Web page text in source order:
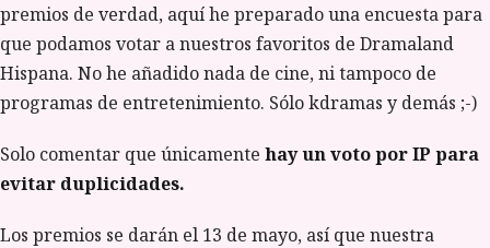
premios de verdad, aquí he preparado una encuesta para
que podamos votar a nuestros favoritos de Dramaland
Hispana. No he añadido nada de cine, ni tampoco de
programas de entretenimiento. Sólo kdramas y demás ;-)
Solo comentar que únicamente hay un voto por IP para
evitar duplicidades.
Los premios se darán el 13 de mayo, así que nuestra